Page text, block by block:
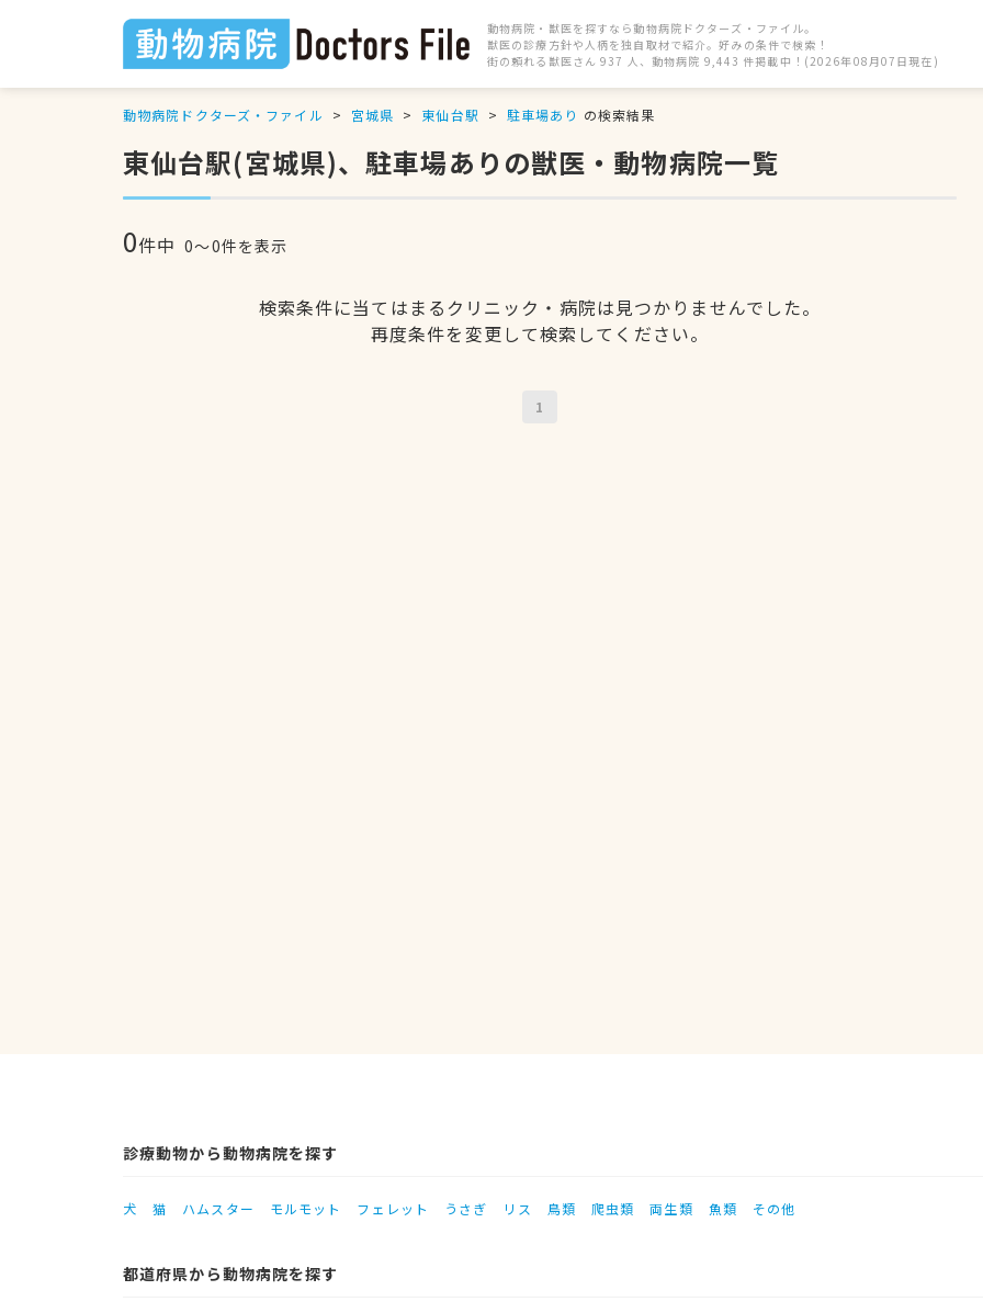
動物病院・獣医を探すなら動物病院ドクターズ・ファイル。
獣医の診療方針や人柄を独自取材で紹介。好みの条件で検索！
街の頼れる獣医さん 937 人、動物病院 9,443 件掲載中！(2026年08月07日現在)
動物病院ドクターズ・ファイル 宮城県 東仙台駅 駐車場あり の検索結果
東仙台駅(宮城県)、駐車場ありの獣医・動物病院一覧
0件中 0〜0件を表示
検索条件に当てはまるクリニック・病院は見つかりませんでした。
再度条件を変更して検索してください。
1
診療動物から動物病院を探す
犬 猫 ハムスター モルモット フェレット うさぎ リス 鳥類 爬虫類 両生類 魚類 その他
都道府県から動物病院を探す